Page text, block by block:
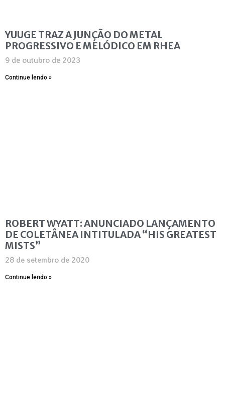
YUUGE TRAZ A JUNÇÃO DO METAL
PROGRESSIVO E MELÓDICO EM RHEA
9 de outubro de 2023
Continue lendo »
ROBERT WYATT: ANUNCIADO LANÇAMENTO
DE COLETÂNEA INTITULADA “HIS GREATEST
MISTS”
28 de setembro de 2020
Continue lendo »